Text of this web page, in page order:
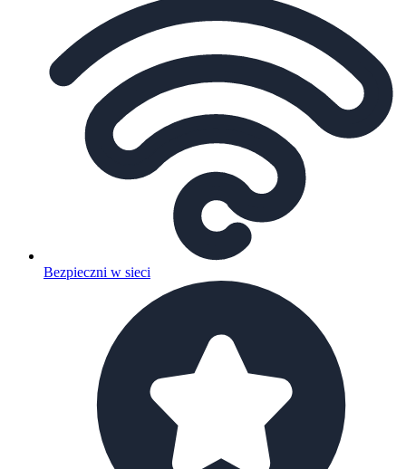
Bezpieczni w sieci